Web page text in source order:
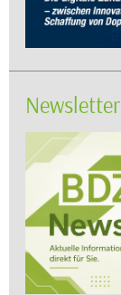
Newsletter